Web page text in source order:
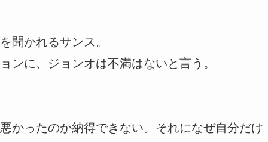
聞かれるサンス。
ンに、ジョンオは不満はないと言う。
かったのか納得できない。それになぜ自分だけ